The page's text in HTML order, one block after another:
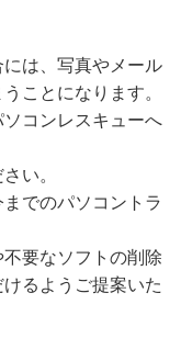
は、写真やメール
ことになります。
コンレスキューへ
い。
でのパソコントラ
要なソフトの削除
るようご提案いた